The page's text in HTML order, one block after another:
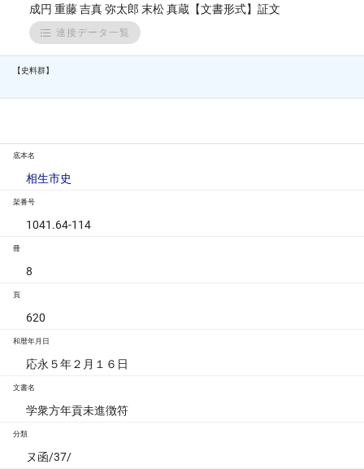
成円 重藤 吉真 弥太郎 末松 真蔵【文書形式】証文
連接データ一覧
【史料群】
底本名
相生市史
架番号
1041.64-114
冊
8
頁
620
和暦年月日
応永５年２月１６日
文書名
学衆方年貢未進徴符
分類
ヌ函/37/